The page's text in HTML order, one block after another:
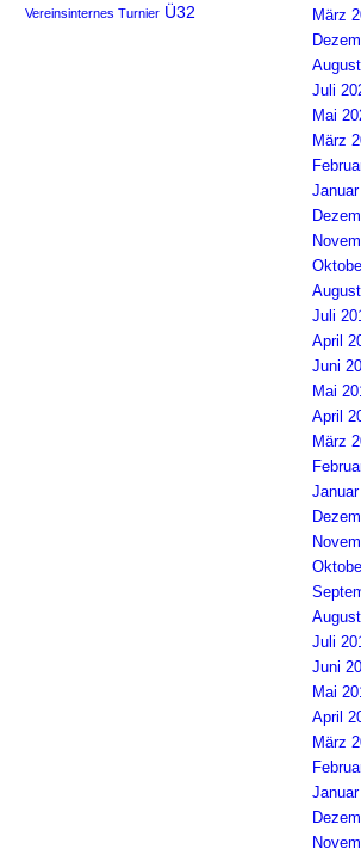
Vereinsinternes Turnier Ü32
März
Juli
Mai
März
Juli
April
Juni
Mai
April
März
Juli
Juni
Mai
April
März